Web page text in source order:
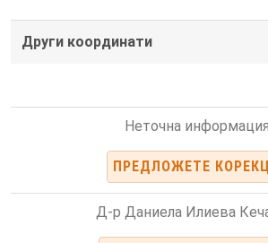
Други координати
Неточна
ПРЕДЛОЖЕТЕ
Д-р Даниела Илиева